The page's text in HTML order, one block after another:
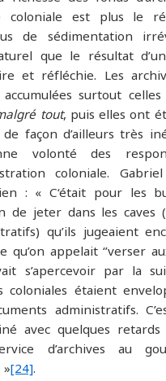
coloniale est plus le
de sédimentation
que le résultat
et réfléchie. Les
accumulées surtout
tout, puis elles ont
façon d’ailleurs très
volonté des
coloniale.
: « C‘était pour les
de jeter dans les caves
qu’ils jugeaient
qu’on appelait ‘’verser
s’apercevoir par la
coloniales étaient
administratifs.
avec quelques
d’archives au
[24].